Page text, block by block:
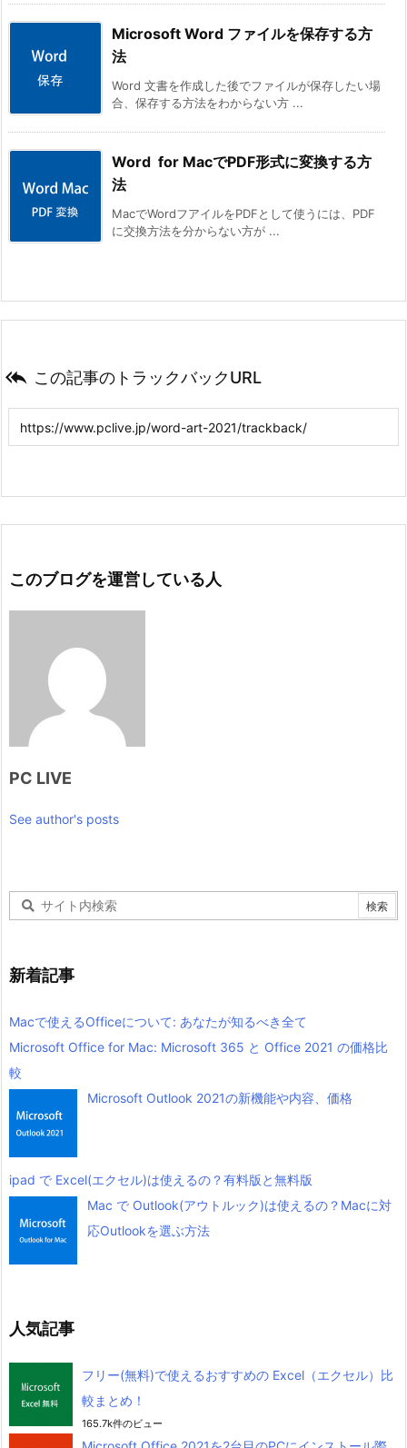
Microsoft Word ファイルを保存する方
法
Word 文書を作成した後でファイルが保存したい場
合、保存する方法をわからない方 ...
Word for MacでPDF形式に変換する方
法
MacでWordフアイルをPDFとして使うには、PDF
に交換方法を分からない方が ...
 この記事のトラックバックURL
このブログを運営している人
PC LIVE
See author's posts
新着記事
Macで使えるOfficeについて: あなたが知るべき全て
Microsoft Office for Mac: Microsoft 365 と Office 2021 の価格比
較
Microsoft Outlook 2021の新機能や内容、価格
ipad で Excel(エクセル)は使えるの？有料版と無料版
Mac で Outlook(アウトルック)は使えるの？Macに対
応Outlookを選ぶ方法
人気記事
フリー(無料)で使えるおすすめの Excel（エクセル）比
較まとめ！
165.7k件のビュー